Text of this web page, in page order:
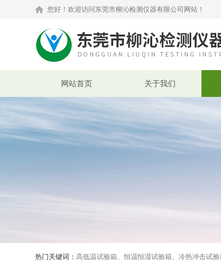
您好！欢迎访问东莞市柳沁检测仪器有限公司网站！
网站首页 关于我们
热门关键词： 高低温试验箱、恒温恒湿试验箱、冷热冲击试验箱、紫外线老化试验箱、氙灯老化试验箱、快速升降温试验箱、淋雨试